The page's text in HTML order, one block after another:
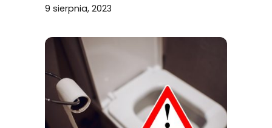
9 sierpnia, 2023